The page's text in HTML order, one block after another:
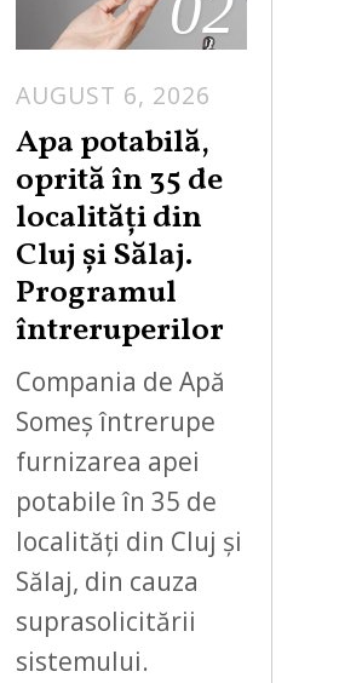
AUGUST 6, 2026
Apa potabilă,
oprită în 35 de
localități din
Cluj și Sălaj.
Programul
întreruperilor
Compania de Apă
Someș întrerupe
furnizarea apei
potabile în 35 de
localități din Cluj și
Sălaj, din cauza
suprasolicitării
sistemului.